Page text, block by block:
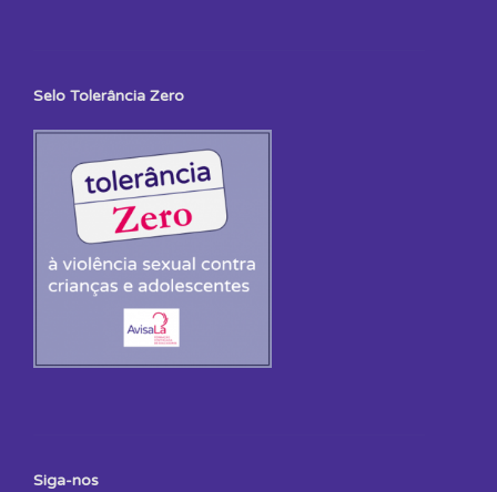
Selo Tolerância Zero
Siga-nos